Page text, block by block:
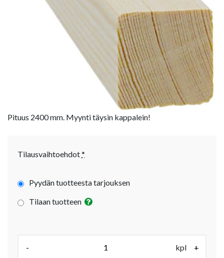
Pituus 2400 mm. Myynti täysin kappalein!
Tilausvaihtoehdot*
Pyydän tuotteesta tarjouksen
Tilaan tuotteen
- kpl +